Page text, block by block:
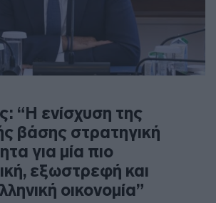
“Η ενίσχυση της
βάσης στρατηγική
για μία πιο
εξωστρεφή και
οικονομία”